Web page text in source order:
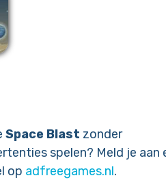
Space Blast zonder
spelen? Meld je aan
op adfreegames.nl.